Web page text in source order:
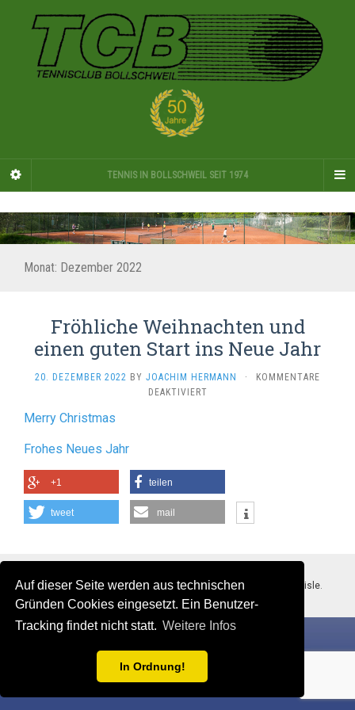
Auf dieser Seite werden aus technischen
Gründen Cookies eingesetzt. Ein Benutzer-
Tracking findet nicht statt. Weitere Infos
In Ordnung!
TENNIS IN BOLLSCHWEIL SEIT 1974
Monat: Dezember 2022
Fröhliche Weihnachten und
einen guten Start ins Neue Jahr
20. DEZEMBER 2022 BY JOACHIM HERMANN ·
KOMMENTARE
DEAKTIVIERT
INS
JAHR
Merry Christmas
Frohes Neues Jahr
+1 teilen
tweet mail
Stolz präsentiert von WordPress . Theme: Flat 1.7.11 by Themeisle.